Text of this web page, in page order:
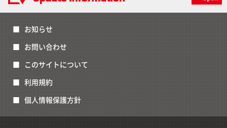
お知らせ
お問い合わせ
このサイトについて
利用規約
個人情報保護方針